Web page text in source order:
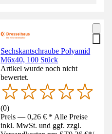
Sechskantschraube Polyamid
M6x40, 100 Stück
Artikel wurde noch nicht
bewertet.
(0)
Preis — 0,26 € * Alle Preise
inkl. MwSt. und ggf. zzgl.